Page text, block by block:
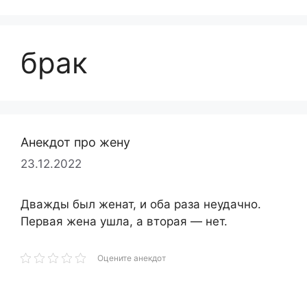
брак
Анекдот про жену
23.12.2022
Дважды был женат, и оба раза неудачно.
Первая жена ушла, а вторая — нет.
Оцените анекдот